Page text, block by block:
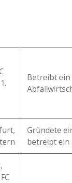
Betreibt
Gründete
betreibt ein